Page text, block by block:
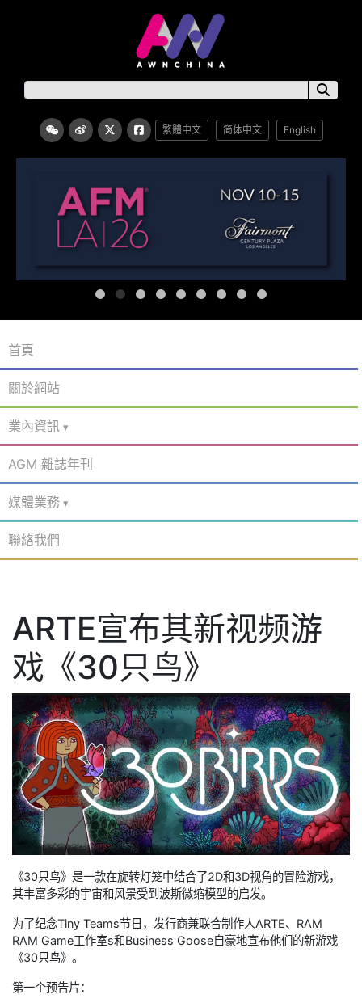
繁體中文 简体中文 English
首頁
關於網站
業內資訊
AGM 雜誌年刊
媒體業務
聯絡我們
ARTE宣布其新视频游
戏《30只鸟》
《30只鸟》是一款在旋转灯笼中结合了2D和3D视角的冒险游戏，
其丰富多彩的宇宙和风景受到波斯微缩模型的启发。
为了纪念Tiny Teams节日，发行商兼联合制作人ARTE、RAM
RAM Game工作室s和Business Goose自豪地宣布他们的新游戏
《30只鸟》。
第一个预告片：